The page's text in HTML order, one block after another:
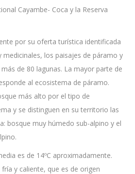
Cayambe- Coca y la Reserva
por su oferta turística identificada
medicinales, los paisajes de páramo y
de 80 lagunas. La mayor parte de
al ecosistema de páramo.
más alto por el tipo de
y se distinguen en su territorio las
bosque muy húmedo sub-alpino y el
es de 14ºC aproximadamente.
y caliente, que es de origen